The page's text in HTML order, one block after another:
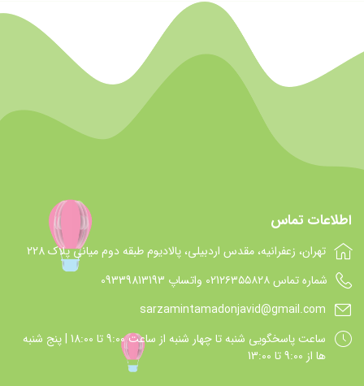
اطلاعات تماس
تهران، زعفرانیه، مقدس اردبیلی، پالادیوم طبقه دوم میانی پلاک 228
شماره تماس 021۲۶۳۵۵۸۲۸ واتساپ 09339813193
sarzamintamadonjavid@gmail.com
ساعت پاسخگويي شنبه تا چهار شنبه از ساعت 9:00 تا 18:00 | پنج شنبه
ها از 9:00 تا 13:00